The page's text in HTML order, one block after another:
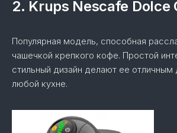
2. Krups Nescafe Dolce
Популярная модель, способная
чашечкой крепкого кофе. Простой
стильный дизайн делают ее отличным
любой кухне.